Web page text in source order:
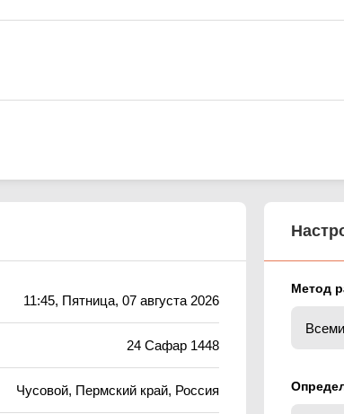
11:45, Пятница, 07 августа 2026
24 Сафар 1448
Чусовой, Пермский край, Россия
Метод